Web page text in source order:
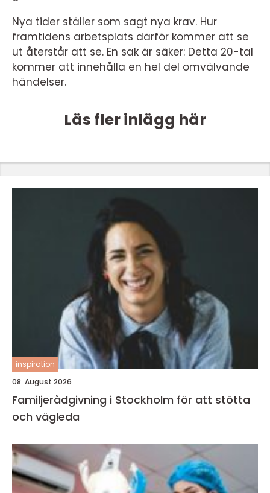
Nya tider ställer som sagt nya krav. Hur
framtidens arbetsplats därför kommer att se
ut återstår att se. En sak är säker: Detta 20-tal
kommer att innehålla en hel del omvälvande
händelser.
Läs fler inlägg här
inspiration
08. August 2026
Familjerådgivning i Stockholm för att stötta
och vägleda